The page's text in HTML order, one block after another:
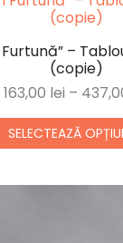
Furtună” –
(copie)
163,00 lei –
SELECTEAZĂ